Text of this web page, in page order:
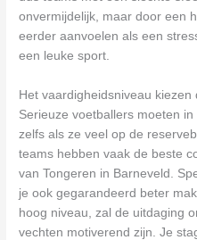
onvermijdelijk, maar door een
eerder aanvoelen als een
een leuke sport.
Het vaardigheidsniveau kiezen
Serieuze voetballers moeten
zelfs als ze veel op de
teams hebben vaak de beste
van Tongeren in Barneveld.
je ook gegarandeerd beter
hoog niveau, zal de uitdaging
vechten motiverend zijn. Je